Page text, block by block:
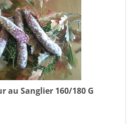
au Sanglier 160/180 G